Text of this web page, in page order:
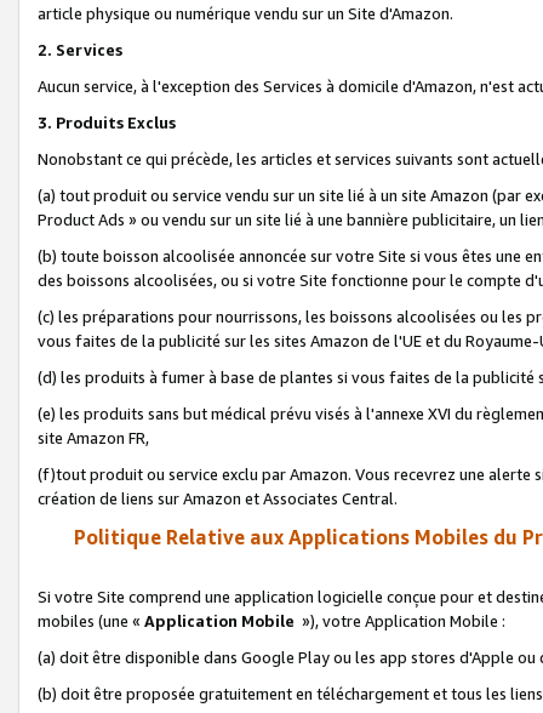
article physique ou numérique vendu sur un Site d'Amazon.
2. Services
Aucun service, à l'exception des Services à domicile d'Amazon, n'est
3. Produits Exclus
Nonobstant ce qui précède, les articles et services suivants sont
(a) tout produit ou service vendu sur un site lié à un site Amazon (par
Product Ads » ou vendu sur un site lié à une bannière publicitaire, un
(b) toute boisson alcoolisée annoncée sur votre Site si vous êtes une
des boissons alcoolisées, ou si votre Site fonctionne pour le compte
(c) les préparations pour nourrissons, les boissons alcoolisées ou les
vous faites de la publicité sur les sites Amazon de l'UE et du Royaume-
(d) les produits à fumer à base de plantes si vous faites de la publicité
(e) les produits sans but médical prévu visés à l'annexe XVI du
site Amazon FR,
(f)tout produit ou service exclu par Amazon. Vous recevrez une alerte
création de liens sur Amazon et Associates Central.
Politique Relative aux Applications Mobiles du
Si votre Site comprend une application logicielle conçue pour et
mobiles (une « Application Mobile »), votre Application Mobile :
(a) doit être disponible dans Google Play ou les app stores d'Apple ou
(b) doit être proposée gratuitement en téléchargement et tous les